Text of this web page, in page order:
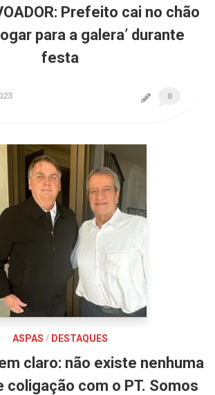
Prefeito cai no chão
para a galera’ durante
festa
0
ASPAS / DESTAQUES
claro: não existe nenhuma
coligação com o PT. Somos